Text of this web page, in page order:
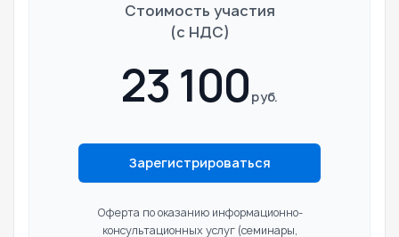
Стоимость участия
(c НДС)
23 100 руб.
Зарегистрироваться
Оферта по оказанию информационно-
консультационных услуг(семинары,